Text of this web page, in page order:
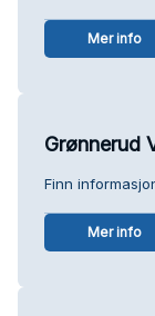
Mer info
Grønnerud
Finn
Mer info